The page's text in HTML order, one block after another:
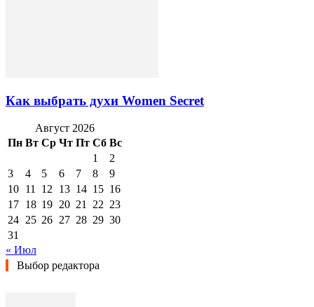
Как выбрать духи Women Secret
Август 2026
Пн Вт Ср Чт Пт Сб Вс
1
2
3
4 5 6 7 8
9
10 11 12 13 14 15 16
17 18 19 20 21 22 23
24 25 26 27 28 29 30
31
« Июл
Выбор редактора